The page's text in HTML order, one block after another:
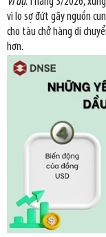
vì lo sợ đứt gãy nguồn
cho tàu chở hàng di
hơn.